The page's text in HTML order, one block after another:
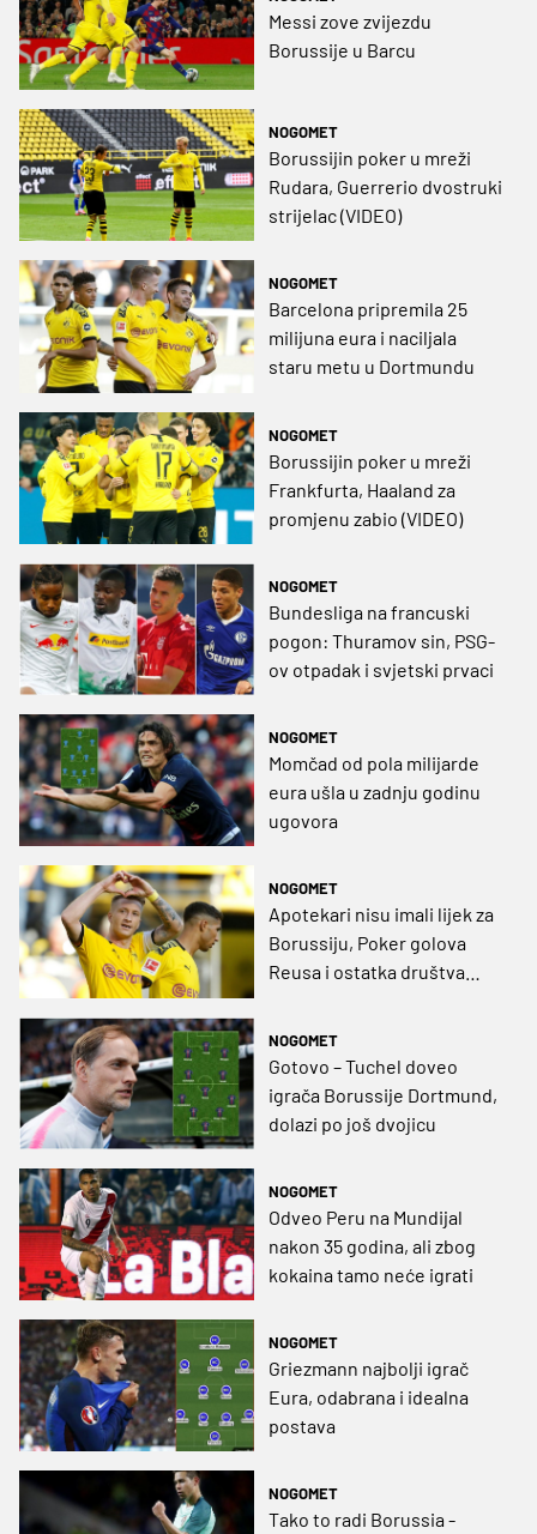
Messi zove zvijezdu
Borussije u Barcu
NOGOMET
Borussijin poker u mreži
Rudara, Guerrerio dvostruki
strijelac (VIDEO)
NOGOMET
Barcelona pripremila 25
milijuna eura i naciljala
staru metu u Dortmundu
NOGOMET
Borussijin poker u mreži
Frankfurta, Haaland za
promjenu zabio (VIDEO)
NOGOMET
Bundesliga na francuski
pogon: Thuramov sin, PSG-
ov otpadak i svjetski prvaci
NOGOMET
Momčad od pola milijarde
eura ušla u zadnju godinu
ugovora
NOGOMET
Apotekari nisu imali lijek za
Borussiju, Poker golova
Reusa i ostatka društva
NOGOMET
Gotovo – Tuchel doveo
igrača Borussije Dortmund,
dolazi po još dvojicu
NOGOMET
Odveo Peru na Mundijal
nakon 35 godina, ali zbog
kokaina tamo neće igrati
NOGOMET
Griezmann najbolji igrač
Eura, odabrana i idealna
postava
NOGOMET
Tako to radi Borussia -